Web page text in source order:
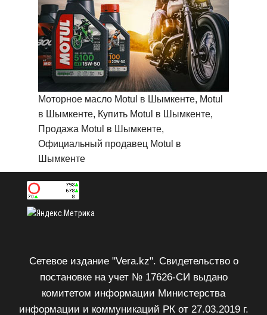
Моторное масло Motul в Шымкенте, Motul
в Шымкенте, Купить Motul в Шымкенте,
Продажа Motul в Шымкенте,
Официальный продавец Motul в
Шымкенте
Сетевое издание "Vera.kz". Свидетельство о
постановке на учет № 17626-СИ выдано
комитетом информации Министерства
информации и коммуникаций РК от 27.03.2019 г.